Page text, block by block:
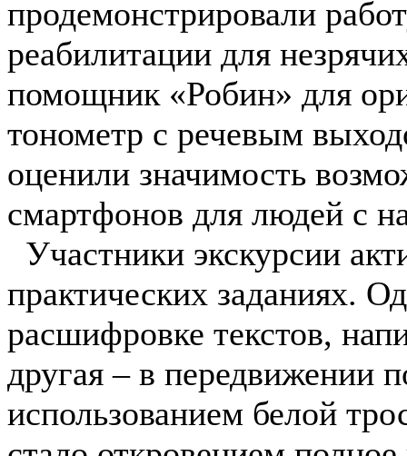
продемонстрировали
реабилитации для
помощник «Робин» для
тонометр с речевым
оценили значимость
смартфонов для людей с
Участники экскурсии
практических заданиях.
расшифровке текстов,
другая – в передвижении
использованием белой